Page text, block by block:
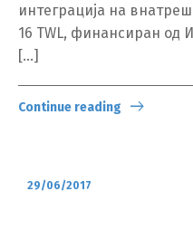
интеграција на
16 TWL, финансиран од
[…]
Continue reading
29/06/2017
Switch